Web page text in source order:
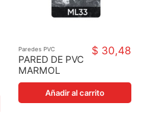
Paredes PVC
PARED DE PVC
MARMOL
LAMINADO 33
122X244X3MM
$ 30,48
Añadir al carrito